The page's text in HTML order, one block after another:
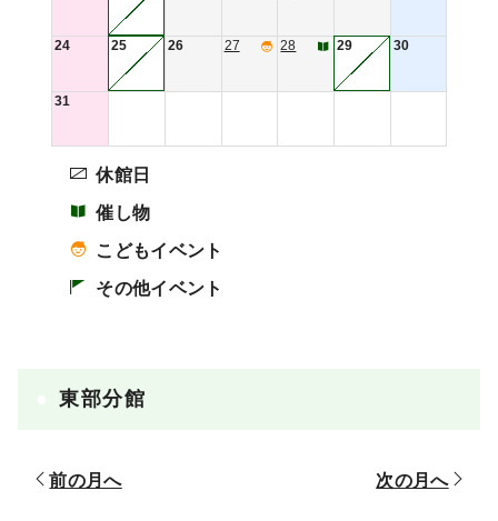
24 25 26 27 28 29 30
31
休館日
催し物
こどもイベント
その他イベント
東部分館
前の月へ 次の月へ